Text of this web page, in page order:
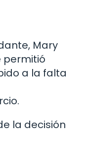
Mary
permitió
a la falta
la decisión